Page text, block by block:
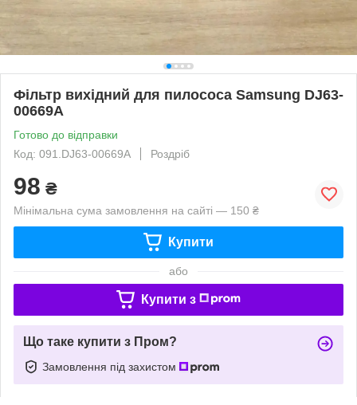
Фільтр вихідний для пилососа Samsung DJ63-
00669A
Готово до відправки
Код: 091.DJ63-00669A
Роздріб
98 ₴
Мінімальна сума замовлення на сайті — 150 ₴
Купити
або
Купити з
Що таке купити з Пром?
Замовлення під захистом